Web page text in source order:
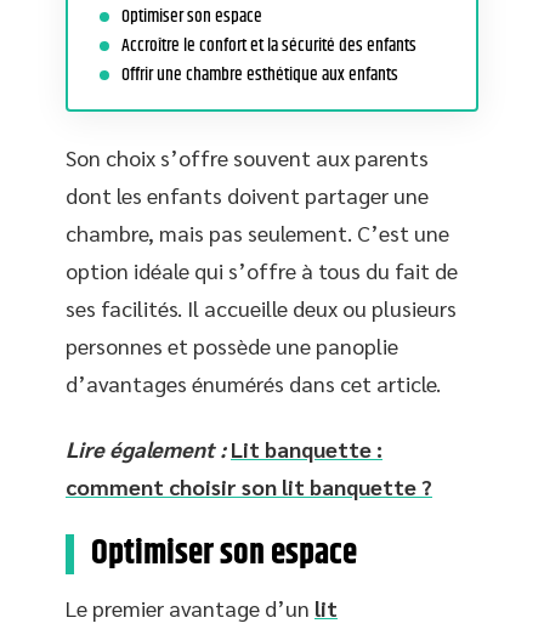
Optimiser son espace
Accroître le confort et la sécurité des enfants
Offrir une chambre esthétique aux enfants
Son choix s’offre souvent aux parents
dont les enfants doivent partager une
chambre, mais pas seulement. C’est une
option idéale qui s’offre à tous du fait de
ses facilités. Il accueille deux ou plusieurs
personnes et possède une panoplie
d’avantages énumérés dans cet article.
Lire également : Lit banquette :
comment choisir son lit banquette ?
Optimiser son espace
Le premier avantage d’un lit